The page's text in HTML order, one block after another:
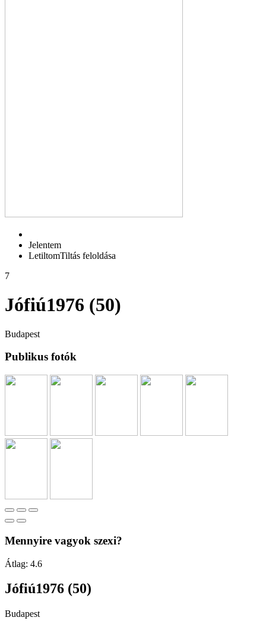
Jelentem
LetiltomTiltás feloldása
7
Jófiú1976 (50)
Budapest
Publikus fotók
Mennyire vagyok szexi?
Átlag: 4.6
Jófiú1976 (50)
Budapest